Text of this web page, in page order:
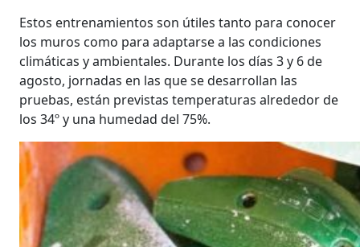
Estos entrenamientos son útiles tanto para conocer
los muros como para adaptarse a las condiciones
climáticas y ambientales. Durante los días 3 y 6 de
agosto, jornadas en las que se desarrollan las
pruebas, están previstas temperaturas alrededor de
los 34º y una humedad del 75%.